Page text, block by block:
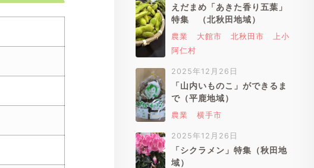
えだまめ「あきた香り五葉」
特集 （北秋田地域）
農業 大館市 北秋田市
上小
阿仁村
2025年12月26日
「山内いものこ」ができるま
で（平鹿地域）
農業 横手市
2025年12月26日
「シクラメン」特集（秋田地
域）